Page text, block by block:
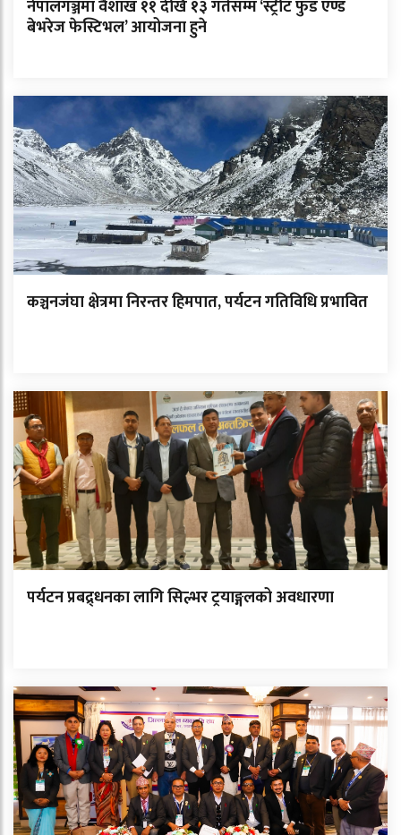
नेपालगञ्जमा वैशाख ११ देखि १३ गतेसम्म ‘स्ट्रीट फुड एण्ड
बेभरेज फेस्टिभल’ आयोजना हुने
कञ्चनजंघा क्षेत्रमा निरन्तर हिमपात, पर्यटन गतिविधि प्रभावित
पर्यटन प्रबद्र्धनका लागि सिल्भर ट्रयाङ्गलको अवधारणा